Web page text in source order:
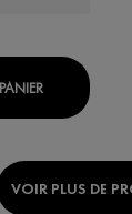
BI-SÉRUM
VOIR PLUS DE